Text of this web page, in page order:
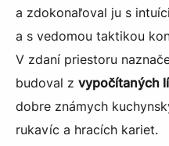
a zdokonaľoval ju s
a s vedomou taktikou
V zdaní priestoru
budoval z vypočítaných
dobre známych
rukavíc a hracích kariet.